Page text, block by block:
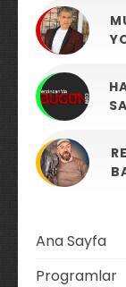
Ana Sayfa
Programlar